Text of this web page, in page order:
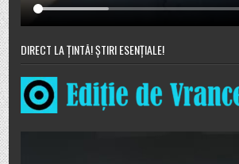
DIRECT LA ȚINTĂ! ȘTIRI ESENȚIALE!